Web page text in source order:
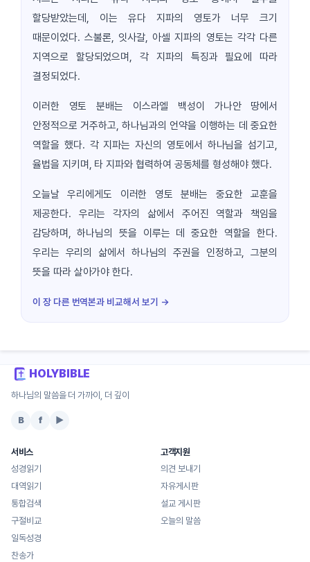
할당받았는데, 이는 유다 지파의 영토가 너무 크기
때문이었다. 스불론, 잇사갈, 아셀 지파의 영토는 각각 다른
지역으로 할당되었으며, 각 지파의 특징과 필요에 따라
결정되었다.
이러한 영토 분배는 이스라엘 백성이 가나안 땅에서
안정적으로 거주하고, 하나님과의 언약을 이행하는 데 중요한
역할을 했다. 각 지파는 자신의 영토에서 하나님을 섬기고,
율법을 지키며, 타 지파와 협력하여 공동체를 형성해야 했다.
오늘날 우리에게도 이러한 영토 분배는 중요한 교훈을
제공한다. 우리는 각자의 삶에서 주어진 역할과 책임을
감당하며, 하나님의 뜻을 이루는 데 중요한 역할을 한다.
우리는 우리의 삶에서 하나님의 주권을 인정하고, 그분의
뜻을 따라 살아가야 한다.
이 장 다른 번역본과 비교해서 보기 →
HOLYBIBLE
하나님의 말씀을 더 가까이, 더 깊이
B f ▶
서비스
성경읽기
대역읽기
통합검색
구절비교
일독성경
찬송가
고객지원
의견 보내기
자유게시판
설교 게시판
오늘의 말씀